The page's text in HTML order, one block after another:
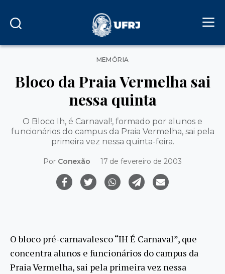
Categorias
MEMÓRIA
Bloco da Praia Vermelha sai
nessa quinta
O Bloco Ih, é Carnaval!, formado por alunos e
funcionários do campus da Praia Vermelha, sai pela
primeira vez nessa quinta-feira.
Por Conexão 17 de fevereiro de 2003
O bloco pré-carnavalesco “IH É Carnaval”, que
concentra alunos e funcionários do campus da
Praia Vermelha, sai pela primeira vez nessa